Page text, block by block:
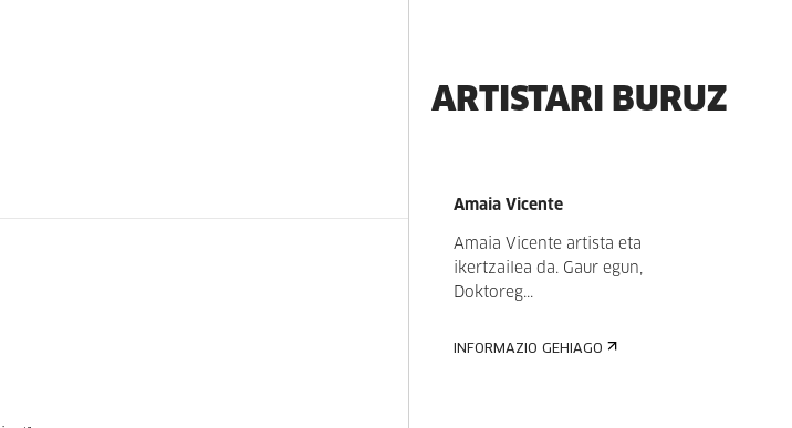
ARTISTARI BURUZ
Amaia Vicente
Amaia Vicente artista eta
ikertzailea da. Gaur egun,
Doktoreg...
INFORMAZIO GEHIAGO